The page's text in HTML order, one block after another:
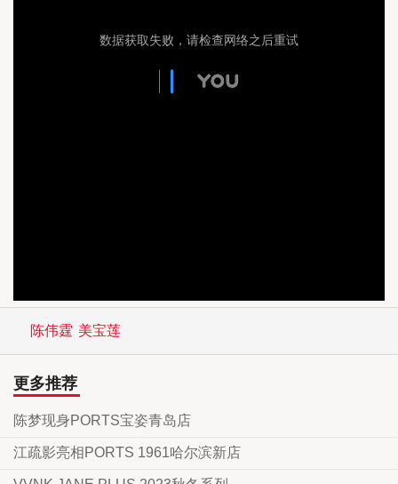
陈伟霆 美宝莲
更多推荐
陈梦现身PORTS宝姿青岛店
江疏影亮相PORTS 1961哈尔滨新店